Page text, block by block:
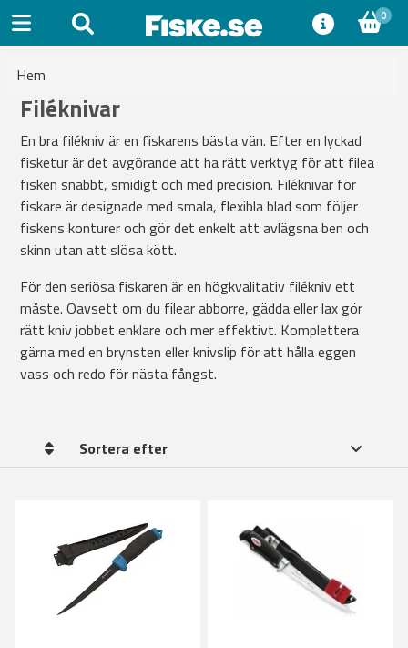
0
Hem
Filéknivar
En bra filékniv är en fiskarens bästa vän. Efter en lyckad
fisketur är det avgörande att ha rätt verktyg för att filea
fisken snabbt, smidigt och med precision. Filéknivar för
fiskare är designade med smala, flexibla blad som följer
fiskens konturer och gör det enkelt att avlägsna ben och
skinn utan att slösa kött.
För den seriösa fiskaren är en högkvalitativ filékniv ett
måste. Oavsett om du filear abborre, gädda eller lax gör
rätt kniv jobbet enklare och mer effektivt. Komplettera
gärna med en brynsten eller knivslip för att hålla eggen
vass och redo för nästa fångst.
Sortera efter